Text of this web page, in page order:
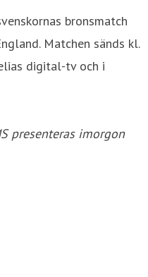
bronsmatch
Matchen sänds kl.
digital-tv och i
presenteras imorgon